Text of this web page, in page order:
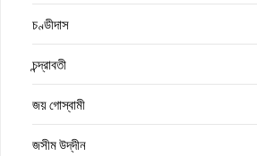
চণ্ডীদাস
চন্দ্রাবতী
জয় গোস্বামী
জসীম উদ্‌দীন